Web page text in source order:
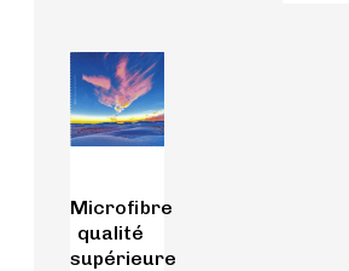
Microfibre
qualité
supérieure